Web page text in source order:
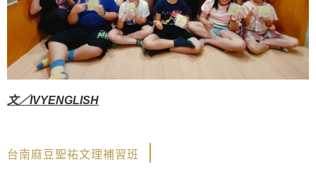
文／IVYENGLISH
台南麻豆聖祐文理補習班